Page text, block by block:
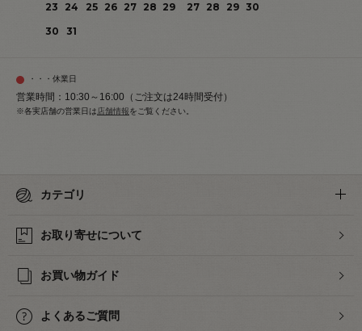
23
24 25 26 27 28 29
30
31
27 28 29 30
・・・休業日
営業時間：10:30～16:00（ご注文は24時間受付）
※各実店舗の営業日は店舗情報をご覧ください。
カテゴリ
お取り寄せについて
お買い物ガイド
よくあるご質問